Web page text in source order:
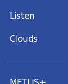
Listen
Clouds